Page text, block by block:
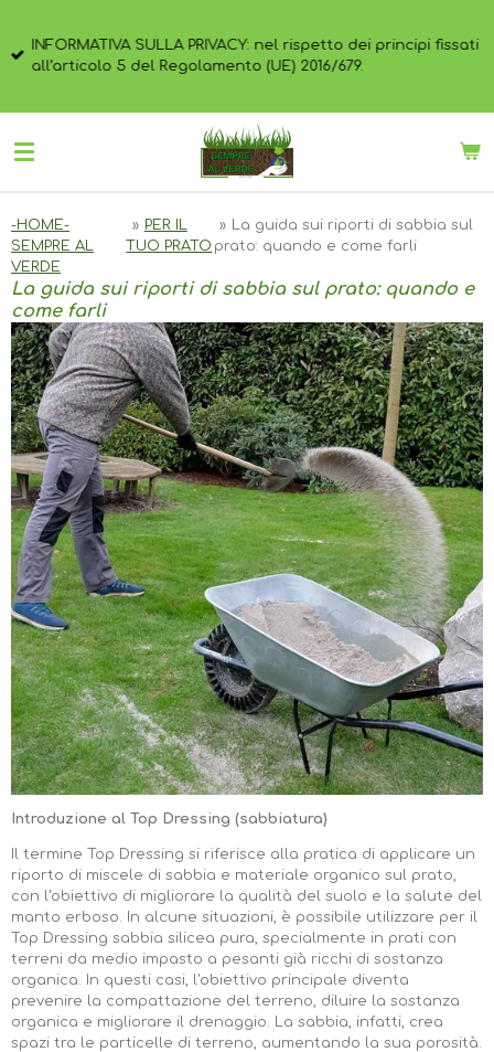
contenuto
INFORMATIVA SULLA PRIVACY: nel rispetto dei principi fissati
all’articolo 5 del Regolamento (UE) 2016/679.
-HOME-
SEMPRE AL
VERDE
» PER IL
TUO PRATO
» La guida sui riporti di sabbia sul
prato: quando e come farli
La guida sui riporti di sabbia sul prato: quando e
come farli
Introduzione al Top Dressing (sabbiatura)
Il termine Top Dressing si riferisce alla pratica di applicare un
riporto di miscele di sabbia e materiale organico sul prato,
con l'obiettivo di migliorare la qualità del suolo e la salute del
manto erboso. In alcune situazioni, è possibile utilizzare per il
Top Dressing sabbia silicea pura, specialmente in prati con
terreni da medio impasto a pesanti già ricchi di sostanza
organica. In questi casi, l'obiettivo principale diventa
prevenire la compattazione del terreno, diluire la sostanza
organica e migliorare il drenaggio. La sabbia, infatti, crea
spazi tra le particelle di terreno, aumentando la sua porosità.